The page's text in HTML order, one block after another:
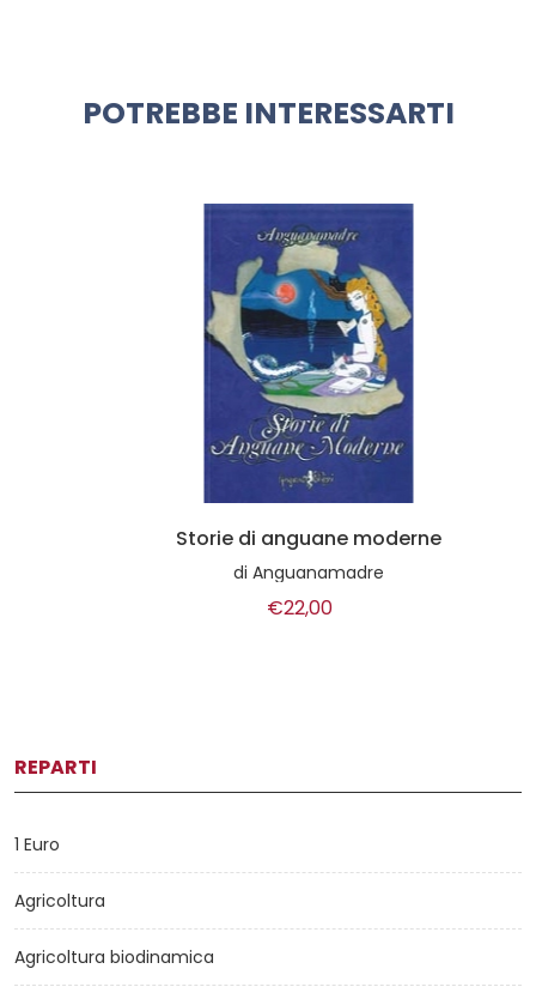
POTREBBE INTERESSARTI
Storie di anguane moderne
Anguanamadre
€22,00
REPARTI
1 Euro
Agricoltura
Agricoltura biodinamica